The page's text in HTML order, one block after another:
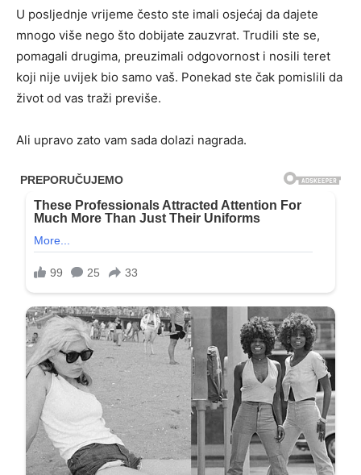
U posljednje vrijeme često ste imali osjećaj da dajete
mnogo više nego što dobijate zauzvrat. Trudili ste se,
pomagali drugima, preuzimali odgovornost i nosili teret
koji nije uvijek bio samo vaš. Ponekad ste čak pomislili da
život od vas traži previše.
Ali upravo zato vam sada dolazi nagrada.